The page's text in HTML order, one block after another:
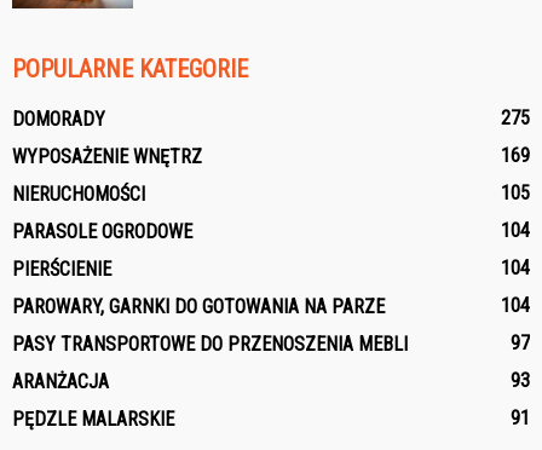
POPULARNE KATEGORIE
DOMORADY
275
WYPOSAŻENIE WNĘTRZ
169
NIERUCHOMOŚCI
105
PARASOLE OGRODOWE
104
PIERŚCIENIE
104
PAROWARY, GARNKI DO GOTOWANIA NA PARZE
104
PASY TRANSPORTOWE DO PRZENOSZENIA MEBLI
97
ARANŻACJA
93
PĘDZLE MALARSKIE
91